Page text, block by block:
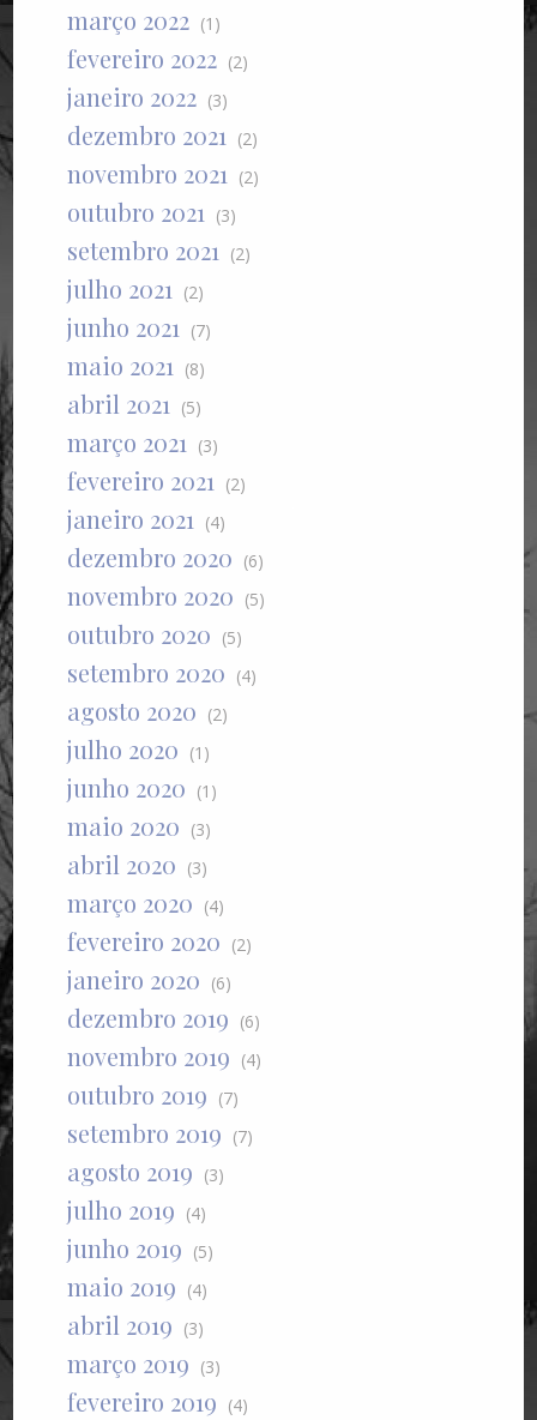
março 2022 (1)
fevereiro 2022 (2)
janeiro 2022 (3)
dezembro 2021 (2)
novembro 2021 (2)
outubro 2021 (3)
setembro 2021 (2)
julho 2021 (2)
junho 2021 (7)
maio 2021 (8)
abril 2021 (5)
março 2021 (3)
fevereiro 2021 (2)
janeiro 2021 (4)
dezembro 2020 (6)
novembro 2020 (5)
outubro 2020 (5)
setembro 2020 (4)
agosto 2020 (2)
julho 2020 (1)
junho 2020 (1)
maio 2020 (3)
abril 2020 (3)
março 2020 (4)
fevereiro 2020 (2)
janeiro 2020 (6)
dezembro 2019 (6)
novembro 2019 (4)
outubro 2019 (7)
setembro 2019 (7)
agosto 2019 (3)
julho 2019 (4)
junho 2019 (5)
maio 2019 (4)
abril 2019 (3)
março 2019 (3)
fevereiro 2019 (4)